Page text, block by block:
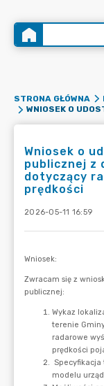
STRONA GŁÓWNA
Wniosek o
publicznej z
dotyczący
prędkości
2026-05-11 16:59